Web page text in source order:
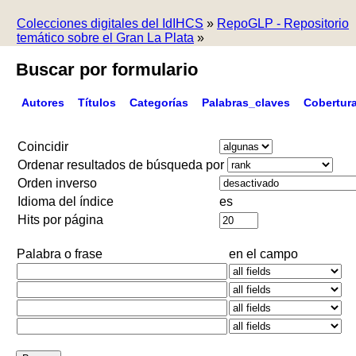
Colecciones digitales del IdIHCS » RepoGLP - Repositorio
temático sobre el Gran La Plata »
Buscar por formulario
Autores Títulos Categorías Palabras_claves
Coincidir
Ordenar resultados de búsqueda por
Orden inverso
Idioma del índice
es
Hits por página
Palabra o frase en el campo